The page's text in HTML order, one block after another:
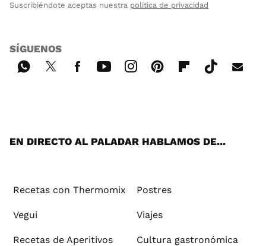
Suscribiéndote aceptas nuestra política de privacidad
SÍGUENOS
EN DIRECTO AL PALADAR HABLAMOS DE...
Recetas con Thermomix Postres
Vegui Viajes
Recetas de Aperitivos Cultura gastronómica